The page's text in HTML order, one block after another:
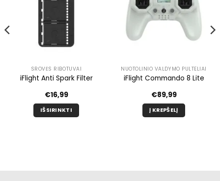
SROVĖS RIBOTUVAI
iFlight Anti Spark Filter
€16,99
IŠSIRINKTI
NUOTOLINIO VALDYMO PULTELIAI
iFlight Commando 8 Lite
€89,99
Į KREPŠELĮ